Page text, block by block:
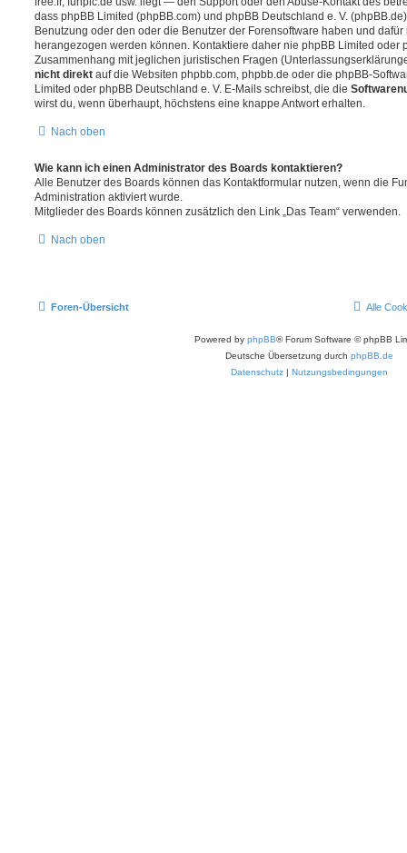
dass phpBB Limited (phpBB.com) und phpBB Deutschland e. V.
Benutzung oder den oder die Benutzer der Forensoftware haben und
herangezogen werden können. Kontaktiere daher nie phpBB Limited oder
Zusammenhang mit jeglichen juristischen Fragen
nicht direkt auf die Websiten phpbb.com, phpbb.de oder die phpBB-
Limited oder phpBB Deutschland e. V. E-Mails schreibst, die die
wirst du, wenn überhaupt, höchstens eine knappe Antwort erhalten.
Nach oben
Wie kann ich einen Administrator des Boards kontaktieren?
Alle Benutzer des Boards können das Kontaktformular nutzen, wenn die
Administration aktiviert wurde.
Mitglieder des Boards können zusätzlich den Link „Das Team“ verwenden.
Nach oben
Foren-Übersicht Alle
Powered by phpBB® Forum Software © phpBB
Deutsche Übersetzung durch phpBB.de
Datenschutz | Nutzungsbedingungen